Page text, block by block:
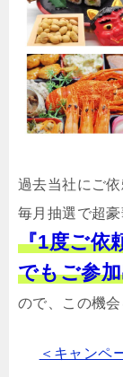
過去当社にご
毎月抽選で超
『1度ご依
でもご参
ので、この機会
＜キャンペ